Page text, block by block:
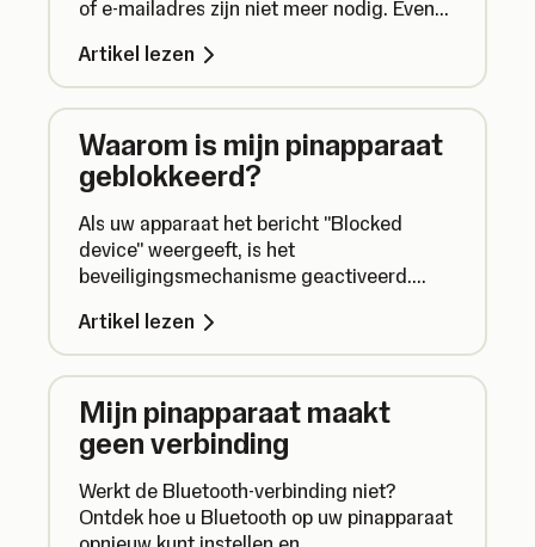
of e-mailadres zijn niet meer nodig. Even
Artikel lezen
Waarom is mijn pinapparaat
geblokkeerd?
Als uw apparaat het bericht "Blocked
device" weergeeft, is het
beveiligingsmechanisme geactiveerd.
geblokkeerd is, en wat u kunt doen om dit
in de toekomst te voorkomen.
Artikel lezen
Mijn pinapparaat maakt
geen verbinding
Werkt de Bluetooth-verbinding niet?
Ontdek hoe u Bluetooth op uw pinapparaat